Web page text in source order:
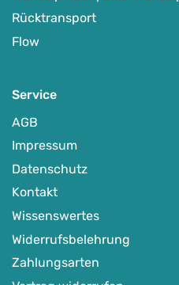
Rücktransport
Flow
Service
AGB
Impressum
Datenschutz
Kontakt
Wissenswertes
Widerrufsbelehrung
Zahlungsarten